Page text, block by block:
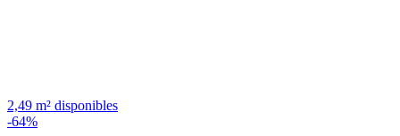
2,49 m² disponibles
-64%